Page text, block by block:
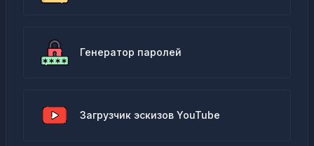
Генератор паролей
Загрузчик эскизов YouTube